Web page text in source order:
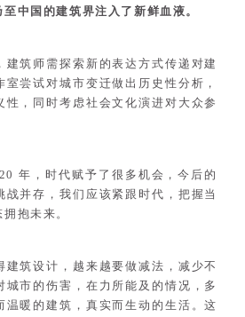
中国的建筑界注入了新鲜血液。
建筑师需探索新的表达方式传递对建
室尝试对城市变迁做出历史性分析，
性，同时考虑社会文化演进对大众参
年，时代赋予了很多机会，今 后的
战并存，我们应该紧跟时代，把握当
拥抱未来。
建筑设计，越来越要做减法， 减少不
市的伤害， 在力所能及的情况，多
温暖的建筑，真实而生动的生活。这